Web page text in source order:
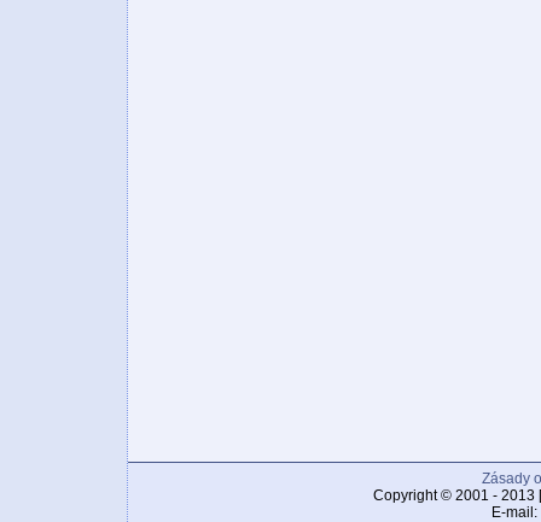
Zásady
Copyright © 2001 - 2013
E-mail: